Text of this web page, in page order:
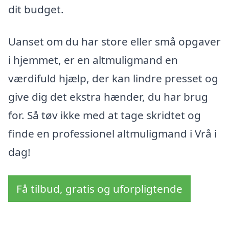
dit budget.
Uanset om du har store eller små opgaver
i hjemmet, er en altmuligmand en
værdifuld hjælp, der kan lindre presset og
give dig det ekstra hænder, du har brug
for. Så tøv ikke med at tage skridtet og
finde en professionel altmuligmand i Vrå i
dag!
Få tilbud, gratis og uforpligtende